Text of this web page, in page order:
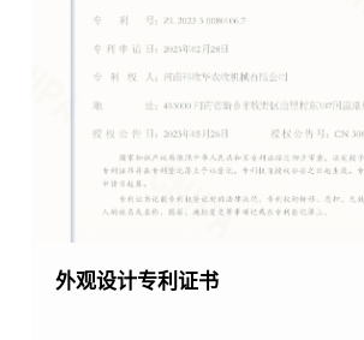
外观设计专利证书